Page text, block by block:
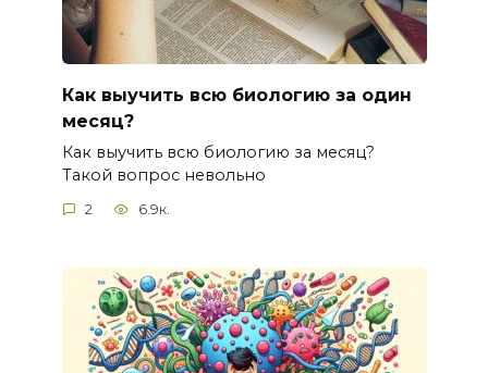
Как выучить всю биологию за один
месяц?
Как выучить всю биологию за месяц?
Такой вопрос невольно
2 6.9к.